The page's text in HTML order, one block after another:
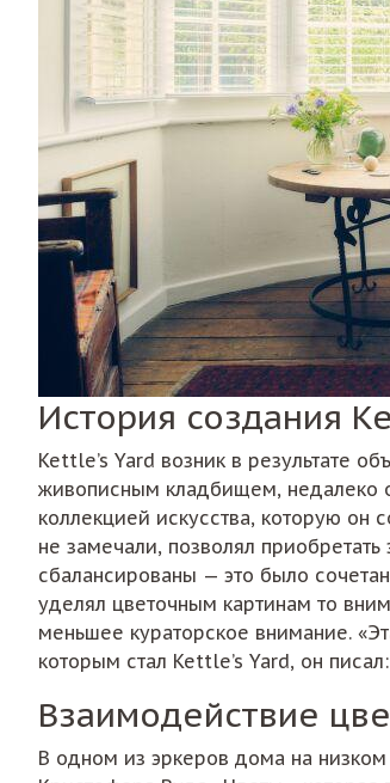
История создания
Kettle’s Yard возник в результате
живописным кладбищем, недалеко
коллекцией искусства, которую он
не замечали, позволял
сбалансированы — это было
уделял цветочным картинам то
меньшее кураторское внимание.
которым стал Kettle’s Yard, он
Взаимодействие
В одном из эркеров дома на